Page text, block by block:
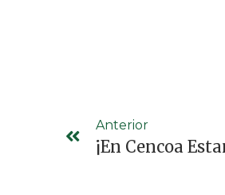
Anterior
¡En Cencoa